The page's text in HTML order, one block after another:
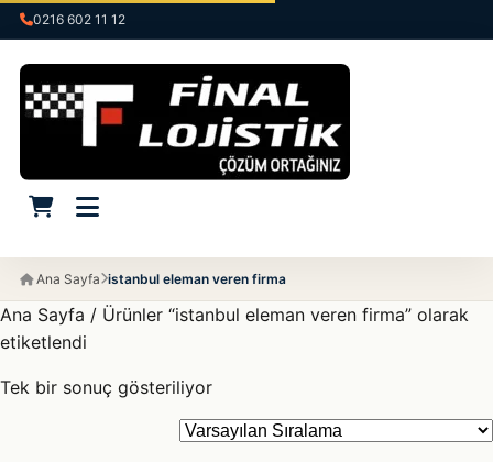
0216 602 11 12
Ana Sayfa istanbul eleman veren firma
Ana Sayfa / Ürünler “istanbul eleman veren firma” olarak
etiketlendi
Tek bir sonuç gösteriliyor